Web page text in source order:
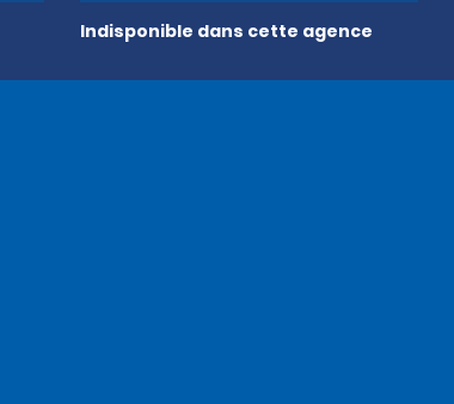
Indisponible dans cette agence